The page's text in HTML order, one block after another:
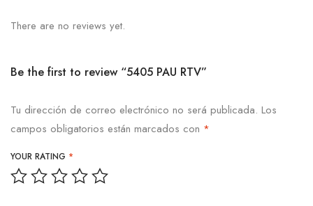
There are no reviews yet.
Be the first to review “5405 PAU RTV”
Tu dirección de correo electrónico no será publicada. Los
campos obligatorios están marcados con *
YOUR RATING *